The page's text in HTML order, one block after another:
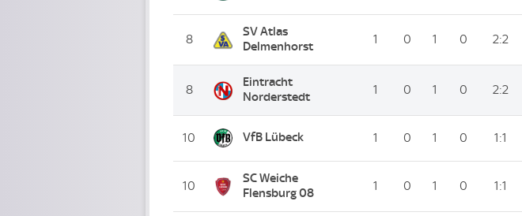
8
SV Atlas
Delmenhorst
1 0 1 0 2:2
8
Eintracht
Norderstedt
1 0 1 0 2:2
10 VfB Lübeck 1 0 1 0 1:1
10
SC Weiche
Flensburg 08
1 0 1 0 1:1